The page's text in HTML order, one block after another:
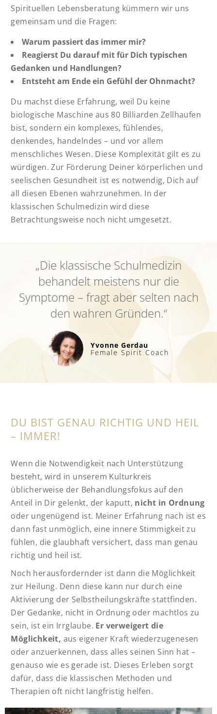
Spirituellen Lebensberatung kümmern wir uns
gemeinsam und die Fragen:
Warum passiert das immer mir?
Reagierst Du darauf mit für Dich typischen
Gedanken und Handlungen?
Entsteht am Ende ein Gefühl der Ohnmacht?
Du machst diese Erfahrung, weil Du keine
biologische Maschine aus 80 Billiarden Zellhaufen
bist, sondern ein komplexes, fühlendes,
denkendes, handelndes – und vor allem
menschliches Wesen. Diese Komplexität gilt es zu
würdigen. Zur Förderung Deiner körperlichen und
seelischen Gesundheit ist es notwendig, Dich auf
all diesen Ebenen wahrzunehmen. In der
klassischen Schulmedizin wird diese
Betrachtungsweise noch nicht umgesetzt.
„Die klassische Schulmedizin
behandelt meistens nur die
Symptome – fragt aber selten nach
den wahren Gründen.“
Yvonne Gerdau
Female Spirit Coach
DU BIST GENAU RICHTIG UND HEIL
– IMMER!
Wenn die Notwendigkeit nach Unterstützung
besteht, wird in unserem Kulturkreis
üblicherweise der Behandlungsfokus auf den
Anteil in Dir gelenkt, der kaputt, nicht in Ordnung
oder ungenügend ist. Meiner Erfahrung nach ist es
dann fast unmöglich, eine innere Stimmigkeit zu
fühlen, die glaubhaft versichert, dass man genau
richtig und heil ist.
Noch herausfordernder ist dann die Möglichkeit
zur Heilung. Denn diese kann nur durch eine
Aktivierung der Selbstheilungskräfte stattfinden.
Der Gedanke, nicht in Ordnung oder machtlos zu
sein, ist ein Irrglaube. Er verweigert die
Möglichkeit, aus eigener Kraft wiederzugenesen
oder anzuerkennen, dass alles seinen Sinn hat –
genauso wie es gerade ist. Dieses Erleben sorgt
dafür, dass die klassischen Methoden und
Therapien oft nicht langfristig helfen.